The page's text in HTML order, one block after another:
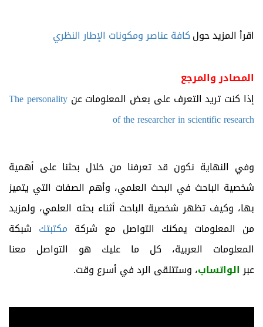
اقرأ المزيد حولكافة عناصر ومكونات الإطار النظري
المصادر والمرجع
إذا كنت تريد التعرف على بعض المعلومات عنThe personality
of the researcher in scientific research
وفي النهاية نكون قد تعرفنا من خلال بحثنا على أهمية
شخصية الباحث في البحث العلمي، وأهم الصفات التي يتميز
بها، وكيف تظهر شخصية الباحث أثناء بحثه العلمي، ولمزيد
من المعلومات يمكنك التواصل مع شركة مكتبتك شبكة
المعلومات العربية، كل ما عليك هو التواصل معنا
عبرالواتساب، وستتلقى الرد في أسرع وقت.